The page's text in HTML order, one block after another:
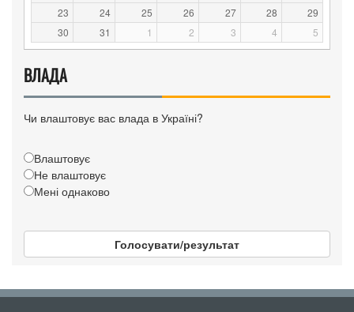
23
24 25 26 27 28
29
30
31 1 2 3 4 5
ВЛАДА
Чи влаштовує вас влада в Україні?
Влаштовує
Не влаштовує
Мені однаково
Голосувати/результат